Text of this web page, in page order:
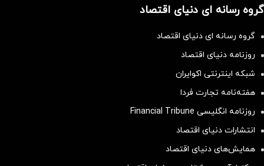
گروه رسانه ای دنیای اقتصاد
گروه رسانه ای دنیای اقتصاد
روزنامه دنیای اقتصاد
شبکه اینترنتی اکوایران
هفته‌نامه تجارت فردا
روزنامه انگلیسی Financial Tribune
انتشارات دنیای اقتصاد
همایش‌های دنیای اقتصاد